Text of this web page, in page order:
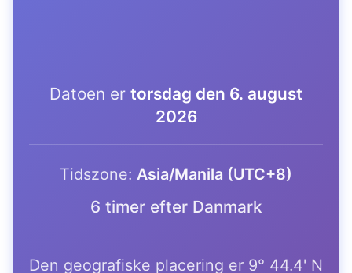
Datoen er torsdag den 6. august
2026
Tidszone: Asia/Manila (UTC+8)
6 timer efter Danmark
Den geografiske placering er 9° 44.4' N